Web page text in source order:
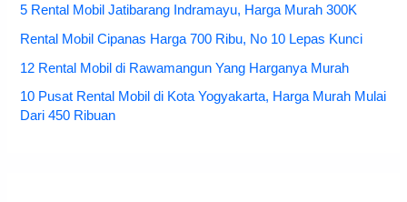
5 Rental Mobil Jatibarang Indramayu, Harga Murah 300K
Rental Mobil Cipanas Harga 700 Ribu, No 10 Lepas Kunci
12 Rental Mobil di Rawamangun Yang Harganya Murah
10 Pusat Rental Mobil di Kota Yogyakarta, Harga Murah Mulai
Dari 450 Ribuan